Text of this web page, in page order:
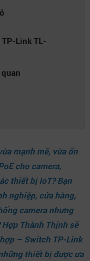
Link TL-
mạnh mẽ, vừa ổn
cho camera,
thiết bị IoT? Bạn
nghiệp, cửa hàng,
camera nhưng
Hợp Thành Thịnh sẽ
– Switch TP-Link
thiết bị được ưa